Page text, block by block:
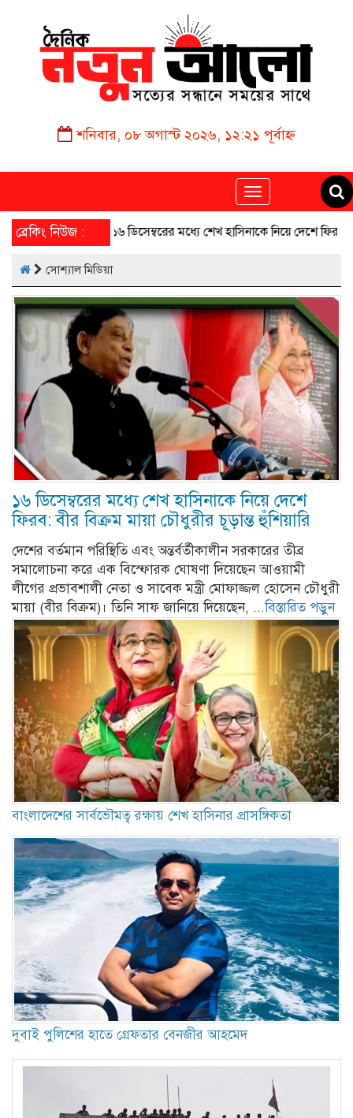
শনিবার, ০৮ অগাস্ট ২০২৬, ১২:২১ পূর্বাহ্ন
Toggle
navigation
ব্রেকিং নিউজ :১৬ ডিসেম্বরের মধ্যে শেখ হাসিনাকে নিয়ে দেশে ফিরব: বীর
সোশ্যাল মিডিয়া
১৬ ডিসেম্বরের মধ্যে শেখ হাসিনাকে নিয়ে দেশে
ফিরব: বীর বিক্রম মায়া চৌধুরীর চূড়ান্ত হুঁশিয়ারি
দেশের বর্তমান পরিস্থিতি এবং অন্তর্বর্তীকালীন সরকারের তীব্র
সমালোচনা করে এক বিস্ফোরক ঘোষণা দিয়েছেন আওয়ামী
লীগের প্রভাবশালী নেতা ও সাবেক মন্ত্রী মোফাজ্জল হোসেন চৌধুরী
মায়া (বীর বিক্রম)। তিনি সাফ জানিয়ে দিয়েছেন, ...বিস্তারিত পড়ুন
বাংলাদেশের সার্বভৌমত্ব রক্ষায় শেখ হাসিনার প্রাসঙ্গিকতা
দুবাই পুলিশের হাতে গ্রেফতার বেনজীর আহমেদ